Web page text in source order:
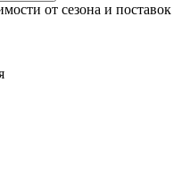
от сезона и поставок